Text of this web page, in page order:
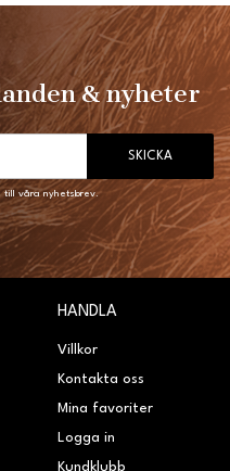
& nyheter
SKICKA
till våra nyhetsbrev.
HANDLA
Villkor
Kontakta oss
Mina favoriter
Logga in
Kundklubb